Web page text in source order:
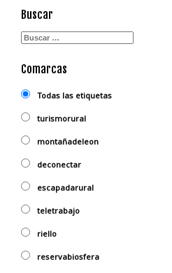
Buscar
Comarcas
Todas las etiquetas
turismorural
montañadeleon
deconectar
escapadarural
teletrabajo
riello
reservabiosfera